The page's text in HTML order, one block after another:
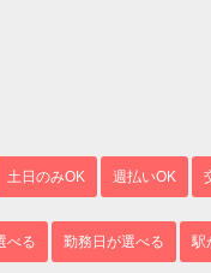
土日のみOK 週払いOK
べる 勤務日が選べる 駅